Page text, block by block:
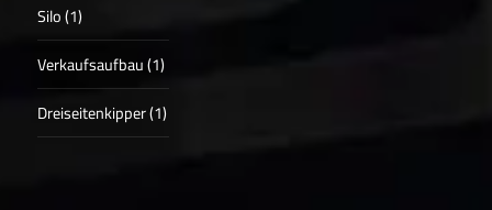
Silo (1)
Verkaufsaufbau (1)
Dreiseitenkipper (1)